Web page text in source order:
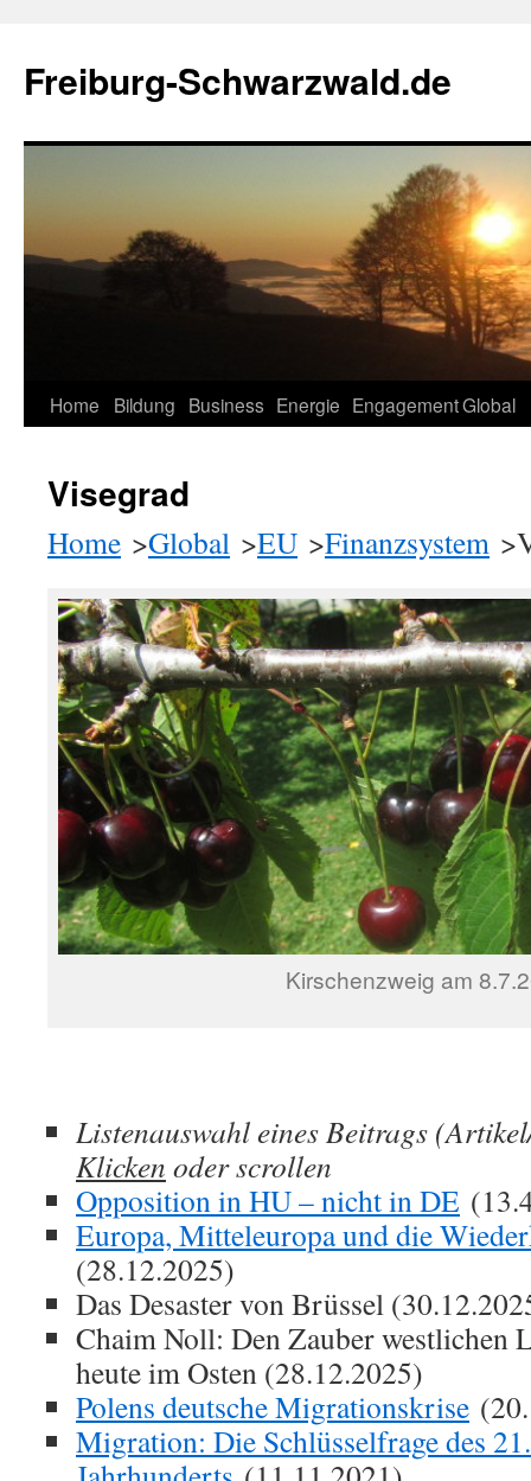
springen
Freiburg-Schwarzwald.de
Home Bildung Business Energie EngagementGlobal
Visegrad
Home >Global >EU >Finanzsystem
Kirschenzweig am
Listenauswahl eines Beitrags
Klicken oder scrollen
Opposition in HU – nicht in DE
Europa, Mitteleuropa und die
(28.12.2025)
Das Desaster von Brüssel
Chaim Noll: Den Zauber westlichen
heute im Osten (28.12.2025)
Polens deutsche Migrationskrise
Migration: Die Schlüsselfrage des 21.